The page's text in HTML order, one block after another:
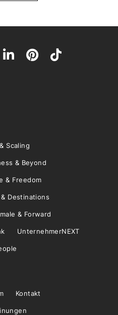
Scaling
& Beyond
& Freedom
Destinations
& Forward
UnternehmerNEXT
Kontakt